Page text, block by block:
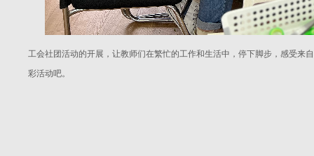
工会社团活动的开展，让教师们在繁忙的工作和生活中，停下脚步，感受来
彩活动吧。